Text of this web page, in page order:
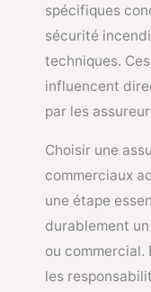
spécifiques
sécurité
techniques.
influencent
par les
Choisir une
commerciaux
une étape
durablement
ou commercial.
les